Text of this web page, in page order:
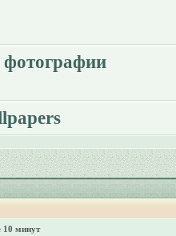
фотографии
10 минут